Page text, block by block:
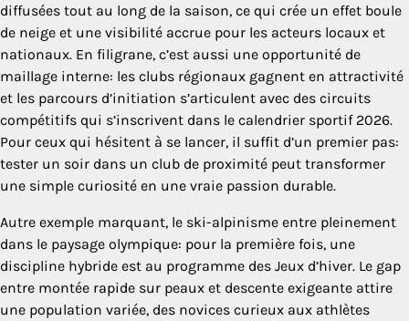
diffusées tout au long de la saison, ce qui crée un effet boule
de neige et une visibilité accrue pour les acteurs locaux et
nationaux. En filigrane, c’est aussi une opportunité de
maillage interne: les clubs régionaux gagnent en attractivité
et les parcours d’initiation s’articulent avec des circuits
compétitifs qui s’inscrivent dans le calendrier sportif 2026.
Pour ceux qui hésitent à se lancer, il suffit d’un premier pas:
tester un soir dans un club de proximité peut transformer
une simple curiosité en une vraie passion durable.
Autre exemple marquant, le ski-alpinisme entre pleinement
dans le paysage olympique: pour la première fois, une
discipline hybride est au programme des Jeux d’hiver. Le gap
entre montée rapide sur peaux et descente exigeante attire
une population variée, des novices curieux aux athlètes